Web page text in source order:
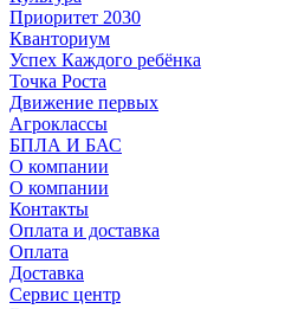
Приоритет 2030
Кванториум
Успех Каждого ребёнка
Точка Роста
Движение первых
Агроклассы
БПЛА И БАС
О компании
О компании
Контакты
Оплата и доставка
Оплата
Доставка
Сервис центр